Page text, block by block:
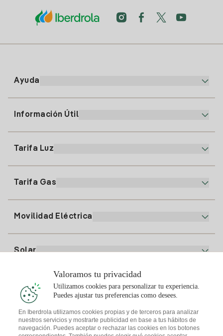
Ayuda
91 919 52 73
clientes@tuiberdrola.es
Información Útil
Alta Gas
Tarifa Luz
Precio de la luz hoy
Tarifa Gas
Movilidad Eléctrica
Solar
Plan Solar
Simulador Placas Solares
Comunidades Solares
Te interesa
Consejos Luz
Descarga la App Iberdrola Clientes
Valoramos tu privacidad
Utilizamos cookies para personalizar tu experiencia.
Puedes ajustar tus preferencias como desees.
En Iberdrola utilizamos cookies propias y de terceros para analizar
nuestros servicios y mostrarte publicidad en base a tus hábitos de
navegación. Puedes aceptar o rechazar las cookies en los botones